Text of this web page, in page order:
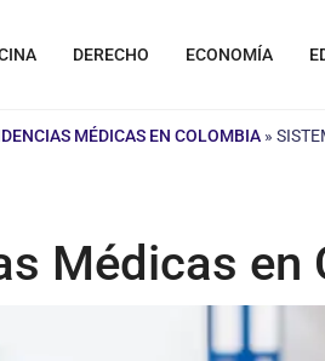
DERECHO ECONOMÍA
MÉDICAS EN COLOMBIA »
Médicas